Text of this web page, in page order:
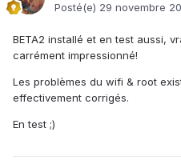
Posté(e) 29 novembre
BETA2 installé et en test aussi,
carrément impressionné!
Les problèmes du wifi & root
effectivement corrigés.
En test ;)